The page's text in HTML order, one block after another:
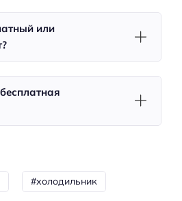
₽/ночь
или
#холодильник